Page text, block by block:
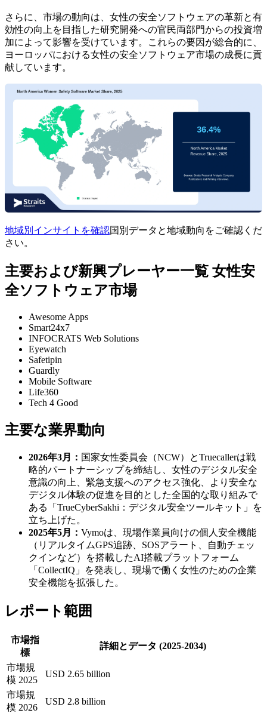
さらに、市場の動向は、女性の安全ソフトウェアの革新と有
効性の向上を目指した研究開発への官民両部門からの投資増
加によって影響を受けています。これらの要因が総合的に、
ヨーロッパにおける女性の安全ソフトウェア市場の成長に貢
献しています。
地域別インサイトを確認国別データと地域動向をご確認くだ
さい。
主要および新興プレーヤー一覧 女性安
全ソフトウェア市場
Awesome Apps
Smart24x7
INFOCRATS Web Solutions
Eyewatch
Safetipin
Guardly
Mobile Software
Life360
Tech 4 Good
主要な業界動向
2026年3月： 国家女性委員会（NCW）とTruecallerは戦
略的パートナーシップを締結し、女性のデジタル安全
意識の向上、緊急支援へのアクセス強化、より安全な
デジタル体験の促進を目的とした全国的な取り組みで
ある「TrueCyber​​Sakhi：デジタル安全ツールキット」を
立ち上げた。
2025年5月： Vymoは、現場作業員向けの個人安全機能
（リアルタイムGPS追跡、SOSアラート、自動チェッ
クインなど）を搭載したAI搭載プラットフォーム
「CollectIQ」を発表し、現場で働く女性のための企業
安全機能を拡張した。
レポート範囲
市場指
標
詳細とデータ (2025-2034)
市場規
模 2025
USD 2.65 billion
市場規
模 2026
USD 2.8 billion